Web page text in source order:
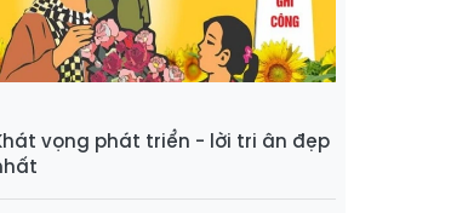
vọng phát triển - lời tri ân đẹp